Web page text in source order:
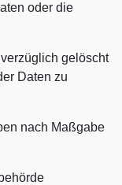
oder die
gelöscht
Daten zu
nach Maßgabe